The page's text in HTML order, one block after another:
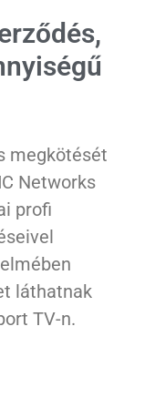
megkötését
Networks
profi
láthatnak
TV-n.